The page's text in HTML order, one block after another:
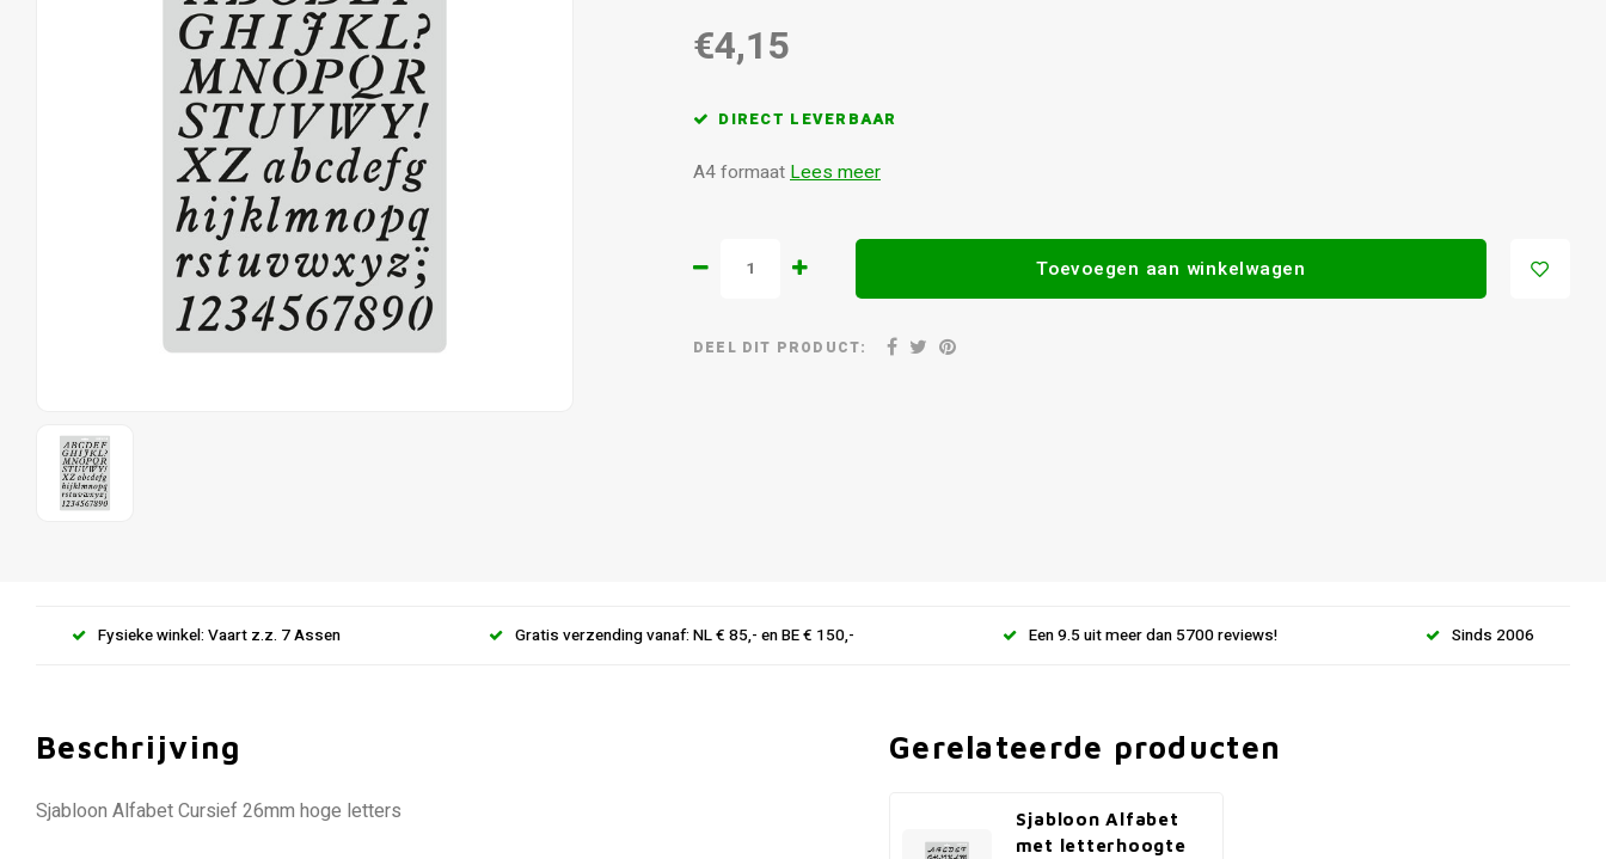
€4,15
DIRECT LEVERBAAR
A4 formaatLees meer
Toevoegen aan winkelwagen
DEEL DIT PRODUCT:
Fysieke winkel: Vaart z.z. 7 Assen Gratis verzending vanaf: NL € 85,- en BE € 150,- Een 9.5 uit meer dan 5700 reviews! Sinds 2006
Beschrijving
Sjabloon Alfabet Cursief 26mm hoge letters
Gerelateerde producten
Sjabloon Alfabet
met letterhoogte